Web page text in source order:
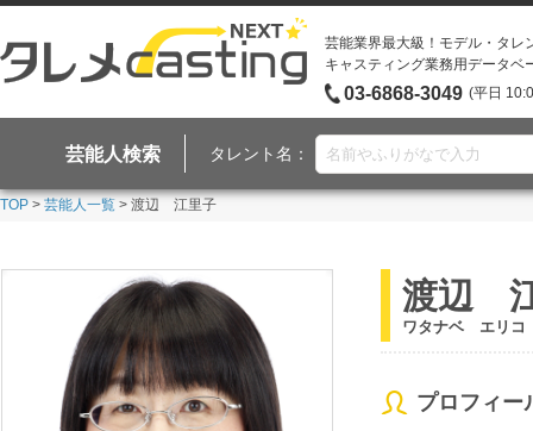
芸能業界最大級！モデル・タレ
キャスティング業務用データベ
03-6868-3049 (平日
芸能人検索 タレント名：
TOP > 芸能人一覧 > 渡辺 江里子
渡辺
ワタナベ エリコ
プロフィー